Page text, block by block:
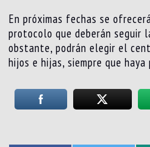
En próximas fechas se
protocolo que deberán seguir
obstante, podrán elegir el
hijos e hijas, siempre que